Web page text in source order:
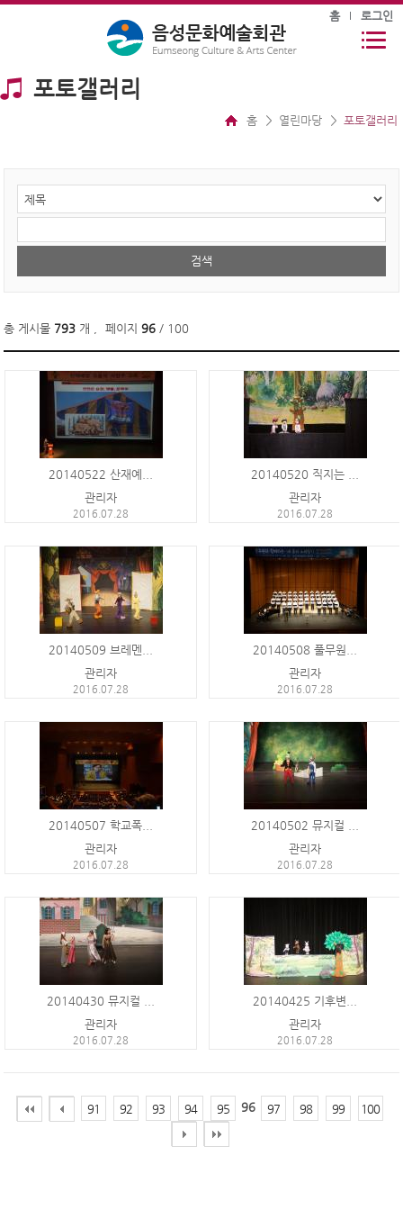
홈 로그인
포토갤러리
홈 열린마당 포토갤러리
총 게시물 793 개 페이지96 / 100
20140522 산재예...
관리자
2016.07.28
20140520 직지는 ...
관리자
2016.07.28
20140509 브레멘...
관리자
2016.07.28
20140508 풀무원...
관리자
2016.07.28
20140507 학교폭...
관리자
2016.07.28
20140502 뮤지컬 ...
관리자
2016.07.28
20140430 뮤지컬 ...
관리자
2016.07.28
20140425 기후변...
관리자
2016.07.28
91 92 93 94 95 96 97 98 99 100